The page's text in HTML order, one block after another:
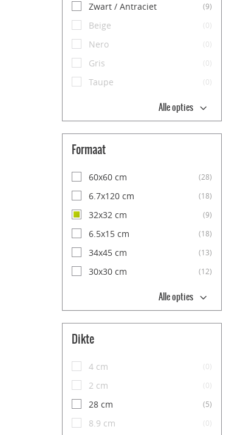
Zwart / Antraciet (9)
Beige (0)
Nero (0)
Gris (0)
Taupe (0)
Alle opties
Formaat
60x60 cm (28)
6.7x120 cm (18)
32x32 cm (9)
6.5x15 cm (18)
34x45 cm (13)
30x30 cm (12)
Alle opties
Dikte
4 cm (0)
2 cm (0)
28 cm (5)
8.9 cm (0)